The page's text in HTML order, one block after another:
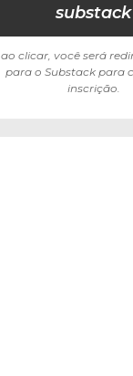
substack
ao clicar, você será
para o Substack para
inscrição.